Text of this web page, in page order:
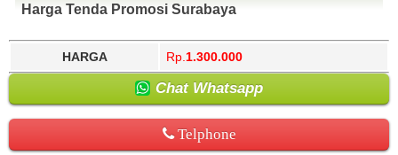
Harga Tenda Promosi Surabaya
HARGA Rp. 1.300.000
Chat Whatsapp
Telphone